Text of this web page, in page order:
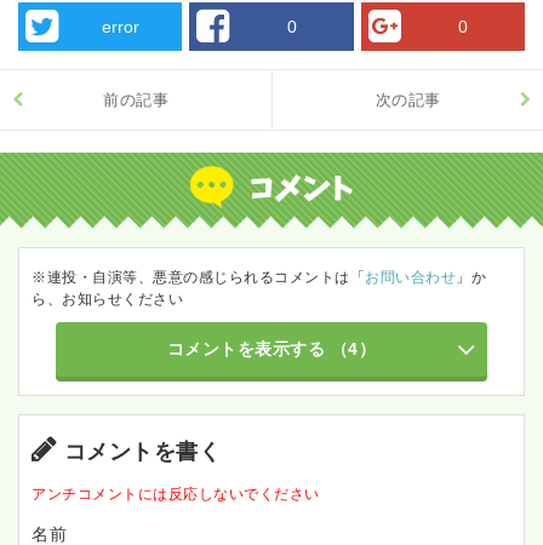
error 0 0
前の記事 次の記事
※連投・自演等、悪意の感じられるコメントは「お問い合わせ 」か
ら、お知らせください
コメントを表示する （4）
コメントを書く
アンチコメントには反応しないでください
名前